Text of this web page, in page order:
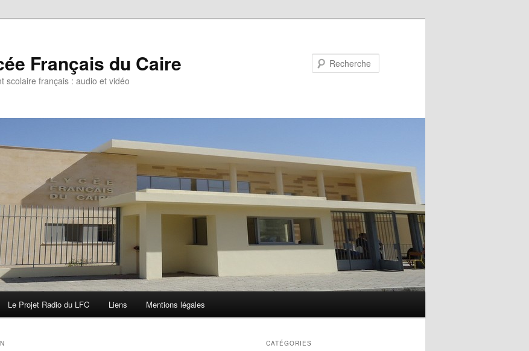
Français du Caire
scolaire français : audio et vidéo
Le Projet Radio du LFC Liens Mentions légales
CATÉGORIES